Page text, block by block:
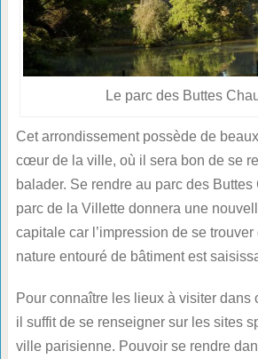
Le parc des Buttes
Cet arrondissement possède de
cœur de la ville, où il sera bon de se
balader. Se rendre au parc des Buttes
parc de la Villette donnera une
capitale car l’impression de se
nature entouré de bâtiment est
Pour connaître les lieux à visiter dans
il suffit de se renseigner sur les sites
ville parisienne. Pouvoir se rendre